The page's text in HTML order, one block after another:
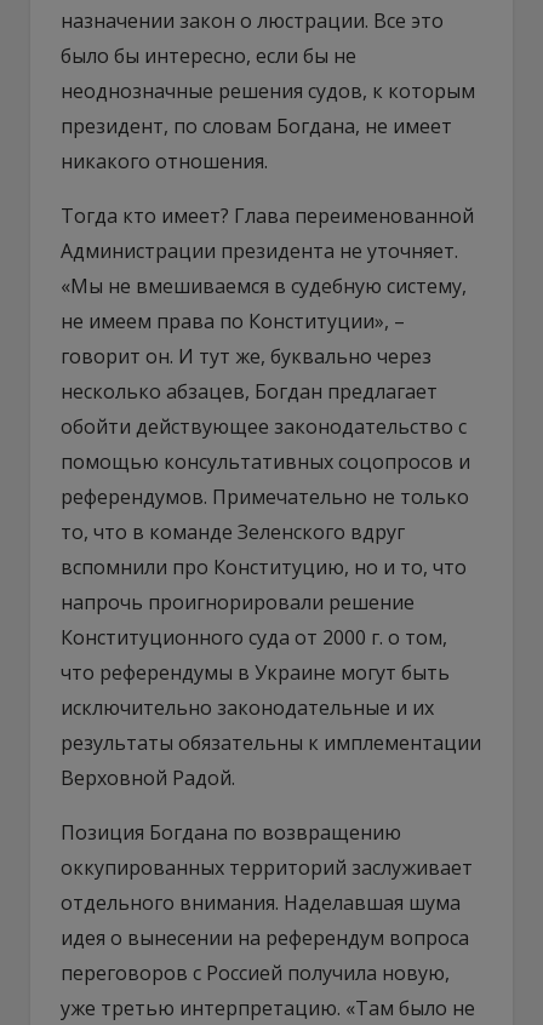
назначении закон о люстрации. Все это
было бы интересно, если бы не
неоднозначные решения судов, к которым
президент, по словам Богдана, не имеет
никакого отношения.
Тогда кто имеет? Глава переименованной
Администрации президента не уточняет.
«Мы не вмешиваемся в судебную систему,
не имеем права по Конституции», –
говорит он. И тут же, буквально через
несколько абзацев, Богдан предлагает
обойти действующее законодательство с
помощью консультативных соцопросов и
референдумов. Примечательно не только
то, что в команде Зеленского вдруг
вспомнили про Конституцию, но и то, что
напрочь проигнорировали решение
Конституционного суда от 2000 г. о том,
что референдумы в Украине могут быть
исключительно законодательные и их
результаты обязательны к имплементации
Верховной Радой.
Позиция Богдана по возвращению
оккупированных территорий заслуживает
отдельного внимания. Наделавшая шума
идея о вынесении на референдум вопроса
переговоров с Россией получила новую,
уже третью интерпретацию. «Там было не